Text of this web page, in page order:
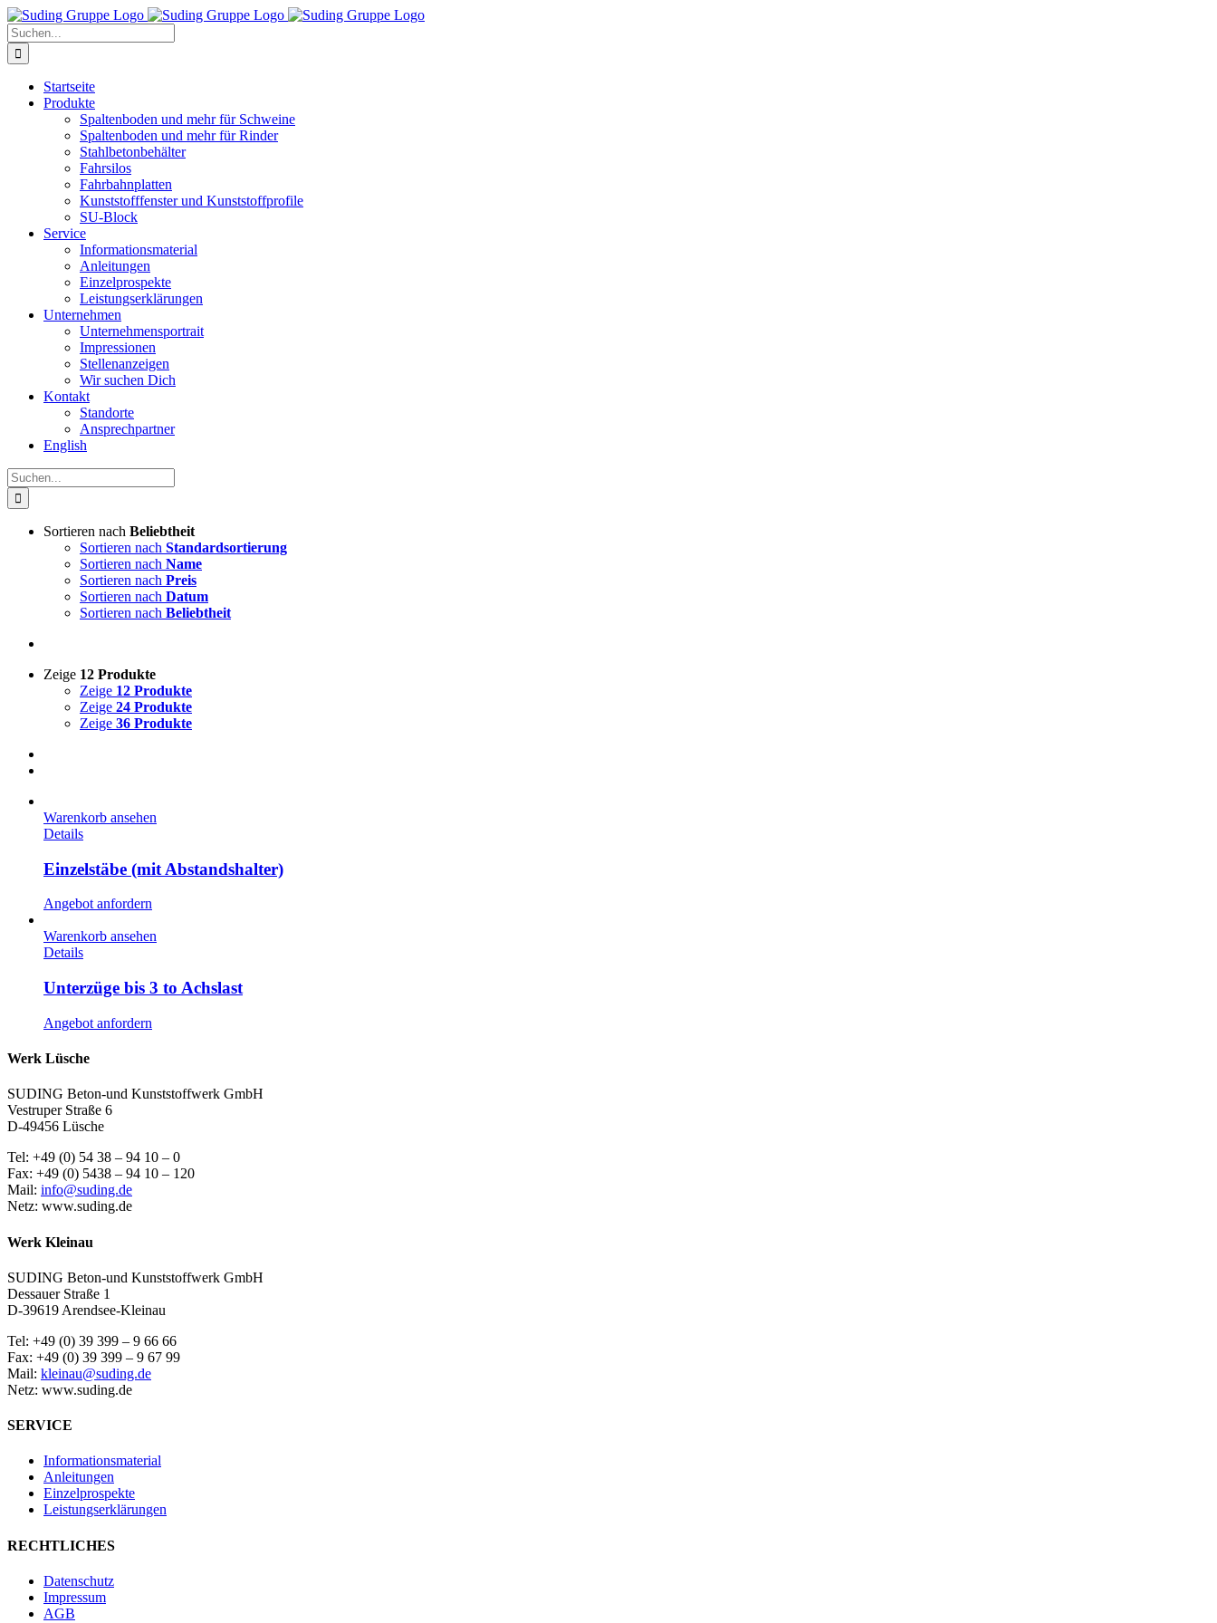
Zum
Inhalt
springen
Suche
nach:
Startseite
Produkte
Spaltenboden und mehr für Schweine
Spaltenboden und mehr für Rinder
Stahlbetonbehälter
Fahrsilos
Fahrbahnplatten
Kunststofffenster und Kunststoffprofile
SU-Block
Service
Informationsmaterial
Anleitungen
Einzelprospekte
Leistungserklärungen
Unternehmen
Unternehmensportrait
Impressionen
Stellenanzeigen
Wir suchen Dich
Kontakt
Standorte
Ansprechpartner
English
Suche
nach:
Sortieren nach Beliebtheit
Sortieren nach Standardsortierung
Sortieren nach Name
Sortieren nach Preis
Sortieren nach Datum
Sortieren nach Beliebtheit
Zeige 12 Produkte
Zeige 12 Produkte
Zeige 24 Produkte
Zeige 36 Produkte
Warenkorb ansehen
Details
Einzelstäbe (mit Abstandshalter)
Angebot anfordern
Warenkorb ansehen
Details
Unterzüge bis 3 to Achslast
Angebot anfordern
Werk Lüsche
SUDING Beton-und Kunststoffwerk GmbH
Vestruper Straße 6
D-49456 Lüsche
Tel: +49 (0) 54 38 – 94 10 – 0
Fax: +49 (0) 5438 – 94 10 – 120
Mail: info@suding.de
Netz: www.suding.de
Werk Kleinau
SUDING Beton-und Kunststoffwerk GmbH
Dessauer Straße 1
D-39619 Arendsee-Kleinau
Tel: +49 (0) 39 399 – 9 66 66
Fax: +49 (0) 39 399 – 9 67 99
Mail: kleinau@suding.de
Netz: www.suding.de
SERVICE
Informationsmaterial
Anleitungen
Einzelprospekte
Leistungserklärungen
RECHTLICHES
Datenschutz
Impressum
AGB